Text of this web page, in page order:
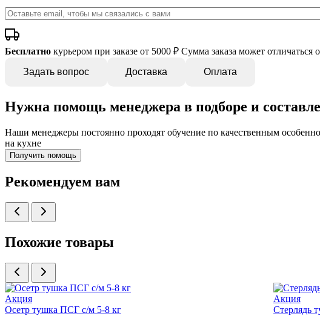
Бесплатно курьером при заказе от 5000 ₽ Сумма заказа может отличаться
Задать вопрос
Доставка Оплата
Нужна помощь менеджера в подборе и
Наши менеджеры постоянно проходят обучение по качественным
на кухне
Получить помощь
Рекомендуем вам
Похожие товары
Акция
Осетр тушка ПСГ с/м 5-8 кг
Акция
Стерлядь